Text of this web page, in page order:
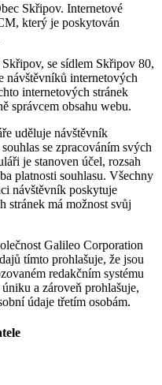
Skřipov. Internetové
který je poskytován
se sídlem Skřipov 80,
návštěvníků internetových
internetových stránek
správcem obsahu webu.
uděluje návštěvník
se zpracováním svých
je stanoven účel, rozsah
platnosti souhlasu. Všechny
návštěvník poskytuje
stránek má možnost svůj
Galileo Corporation
tímto prohlašuje, že jsou
redakčním systému
a zároveň prohlašuje,
údaje třetím osobám.